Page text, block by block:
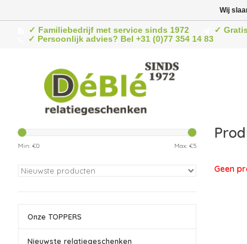
✓ Familiebedrijf met service sinds 1972 ✓
✓ Persoonlijk advies? Bel +31 (0)77 354 14 83
Min: €0 Max: €5
Onze TOPPERS
Nieuwste relatiegeschenken
Geen
Wij